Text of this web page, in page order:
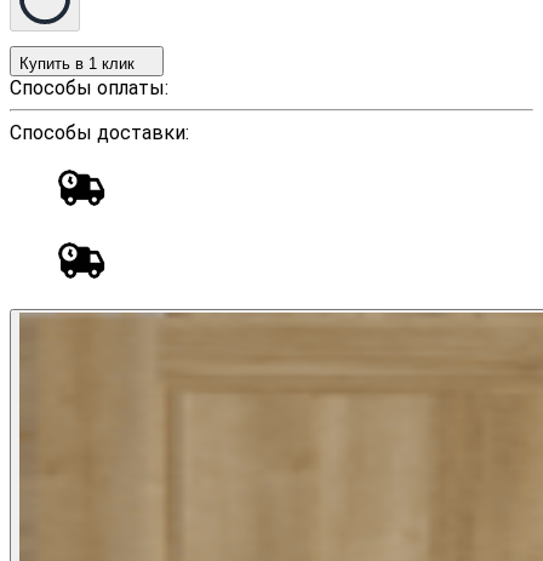
Купить в 1 клик
Способы оплаты:
Способы доставки: